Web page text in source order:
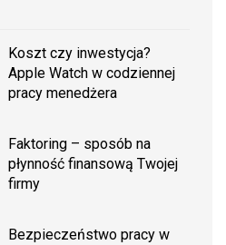
Koszt czy inwestycja?
Apple Watch w codziennej
pracy menedżera
Faktoring – sposób na
płynność finansową Twojej
firmy
Bezpieczeństwo pracy w